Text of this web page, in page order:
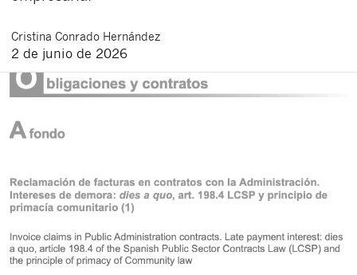
Cristina Conrado Hernández
2 de junio de 2026